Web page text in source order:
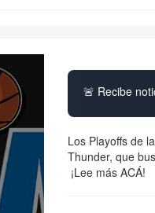
🚨 Recibe
Los Playoffs de
Thunder, que
¡Lee más ACÁ!